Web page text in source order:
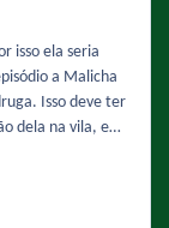
isso ela seria
Isso deve ter
dela na vila, e
do papel da